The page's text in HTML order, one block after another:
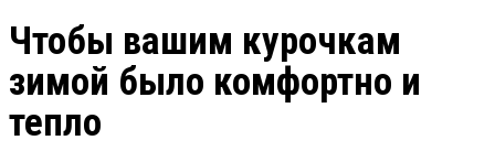
Чтобы вашим курочкам
зимой было комфортно и
тепло